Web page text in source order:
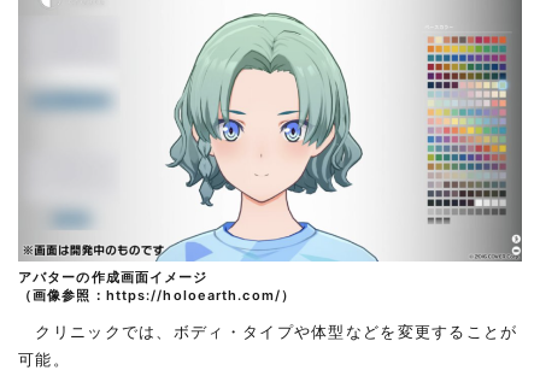
アバターの作成画面イメージ
（画像参照： https://holoearth.com/）
クリニックでは、ボディ・タイプや体型などを変更することが
可能。